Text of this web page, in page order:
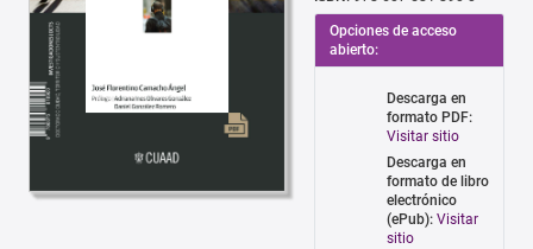
Opciones de acceso
abierto:
Descarga en
formato PDF:
Visitar sitio
Descarga en
formato de libro
electrónico
(ePub): Visitar
sitio